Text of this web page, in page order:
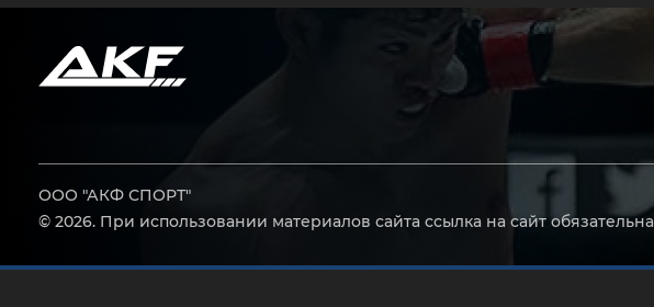
ООО "АКФ СПОРТ"
© 2026. При использовании материалов сайта ссылка на сайт обязательна
Нажмите Enter для поиска или Esc, чтобы закрыть